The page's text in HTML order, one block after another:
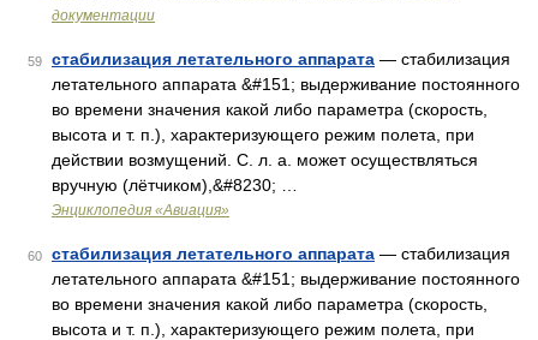
документации
59 стабилизация летательного аппарата — стабилизация
летательного аппарата &#151; выдерживание постоянного
во времени значения какой либо параметра (скорость,
высота и т. п.), характеризующего режим полета, при
действии возмущений. С. л. а. может осуществляться
вручную (лётчиком),&#8230; …
Энциклопедия «Авиация»
60 стабилизация летательного аппарата — стабилизация
летательного аппарата &#151; выдерживание постоянного
во времени значения какой либо параметра (скорость,
высота и т. п.), характеризующего режим полета, при